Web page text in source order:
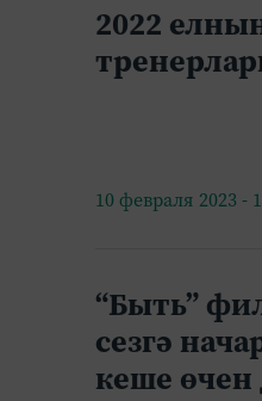
2022
10 февраля 2023 -
“Быть”
сезгә
кеше